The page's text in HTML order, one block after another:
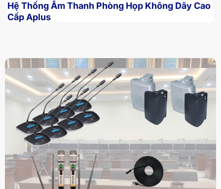
Hệ Thống Âm Thanh Phòng Họp Không Dây Cao
Cấp Aplus